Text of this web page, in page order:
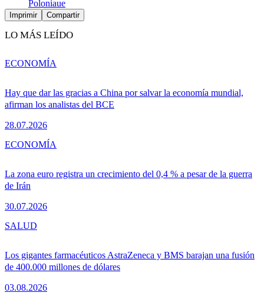
Poloniaue
Imprimir Compartir
LO MÁS LEÍDO
Hay que dar las gracias a China por salvar la economía mundial,
afirman los analistas del BCE
28.07.2026
ECONOMÍA
La zona euro registra un crecimiento del 0,4 % a pesar de la guerra
de Irán
30.07.2026
ECONOMÍA
Los gigantes farmacéuticos AstraZeneca y BMS barajan una fusión
de 400.000 millones de dólares
03.08.2026
SALUD